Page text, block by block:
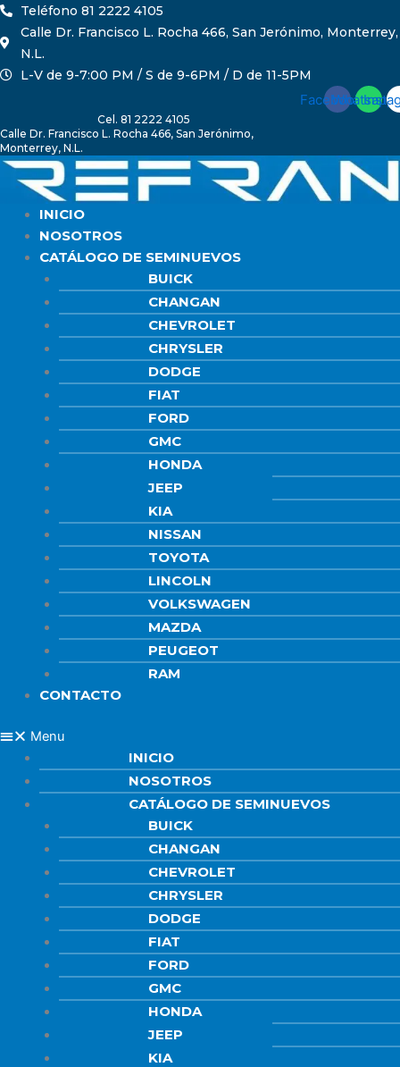
Ir
contenido
Teléfono 81 2222 4105
Calle Dr. Francisco L. Rocha 466, San Jerónimo, Monterrey,
N.L.
L-V de 9-7:00 PM / S de 9-6PM / D de 11-5PM
FacebookWhatsapp
Cel. 81 2222 4105
Calle Dr. Francisco L. Rocha 466, San Jerónimo,
Monterrey, N.L.
INICIO
NOSOTROS
CATÁLOGO DE SEMINUEVOS
BUICK
CHANGAN
CHEVROLET
CHRYSLER
DODGE
FIAT
FORD
GMC
HONDA
JEEP
KIA
NISSAN
TOYOTA
LINCOLN
VOLKSWAGEN
MAZDA
PEUGEOT
RAM
CONTACTO
Menu
INICIO
NOSOTROS
CATÁLOGO DE SEMINUEVOS
BUICK
CHANGAN
CHEVROLET
CHRYSLER
DODGE
FIAT
FORD
GMC
HONDA
JEEP
KIA
Buscar: